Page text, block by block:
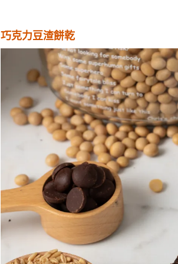
巧克力豆渣餅乾